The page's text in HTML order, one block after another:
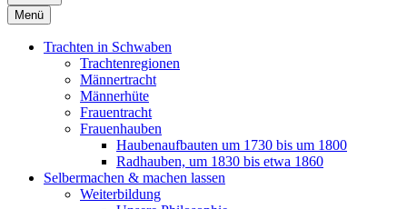
Menü
Trachten in Schwaben
Trachtenregionen
Männertracht
Männerhüte
Frauentracht
Frauenhauben
Haubenaufbauten um 1730 bis um 1800
Radhauben, um 1830 bis etwa 1860
Selbermachen & machen lassen
Weiterbildung